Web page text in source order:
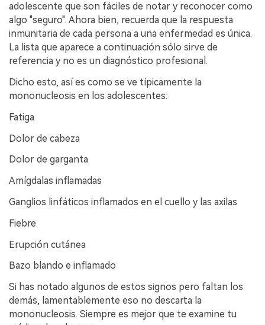
adolescente que son fáciles de notar y reconocer como
algo "seguro". Ahora bien, recuerda que la respuesta
inmunitaria de cada persona a una enfermedad es única.
La lista que aparece a continuación sólo sirve de
referencia y no es un diagnóstico profesional.
Dicho esto, así es como se ve típicamente la
mononucleosis en los adolescentes:
Fatiga
Dolor de cabeza
Dolor de garganta
Amígdalas inflamadas
Ganglios linfáticos inflamados en el cuello y las axilas
Fiebre
Erupción cutánea
Bazo blando e inflamado
Si has notado algunos de estos signos pero faltan los
demás, lamentablemente eso no descarta la
mononucleosis. Siempre es mejor que te examine tu